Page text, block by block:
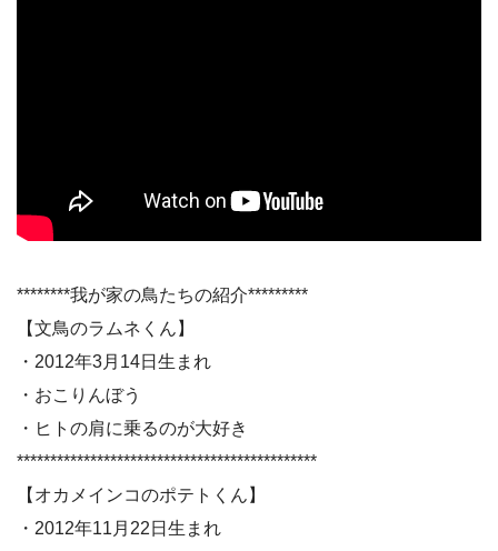
********我が家の鳥たちの紹介*********
【文鳥のラムネくん】
・2012年3月14日生まれ
・おこりんぼう
・ヒトの肩に乗るのが大好き
*********************************************
【オカメインコのポテトくん】
・2012年11月22日生まれ